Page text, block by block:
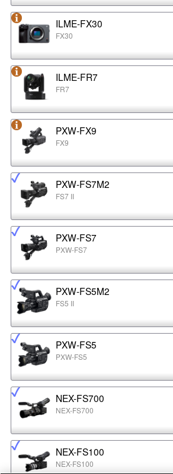
ILME-FX30
FX30
ILME-FR7
FR7
PXW-FX9
FX9
PXW-FS7M2
FS7 II
PXW-FS7
PXW-FS7
PXW-FS5M2
FS5 II
PXW-FS5
PXW-FS5
NEX-FS700
NEX-FS700
NEX-FS100
NEX-FS100